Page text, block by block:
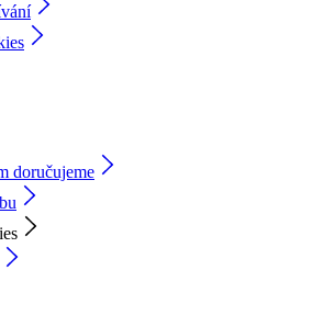
doručujeme